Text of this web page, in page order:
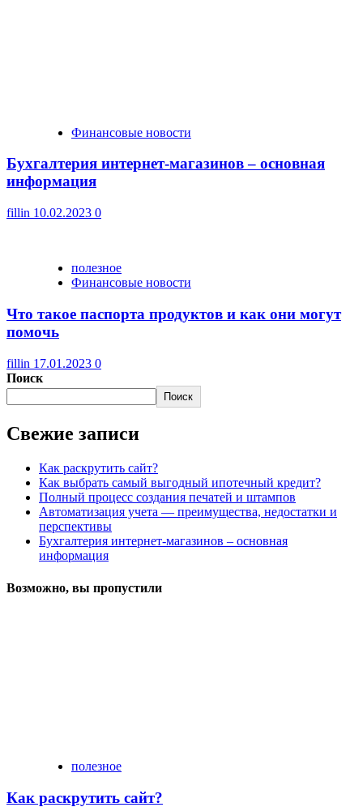
Финансовые новости
Бухгалтерия интернет-магазинов – основная
информация
fillin 10.02.2023 0
полезное
Финансовые новости
Что такое паспорта продуктов и как они могут
помочь
fillin 17.01.2023 0
Поиск
Поиск
Свежие записи
Как раскрутить сайт?
Как выбрать самый выгодный ипотечный кредит?
Полный процесс создания печатей и штампов
Автоматизация учета — преимущества, недостатки и
перспективы
Бухгалтерия интернет-магазинов – основная
информация
Возможно, вы пропустили
полезное
Как раскрутить сайт?